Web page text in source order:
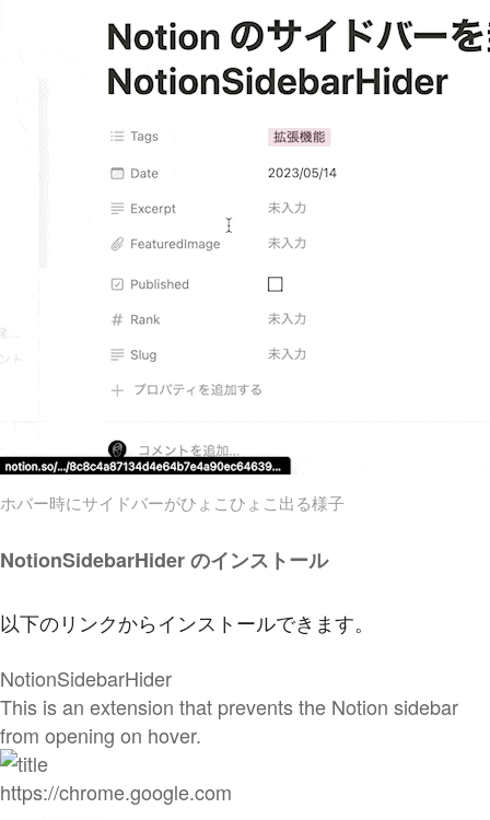
ホバー時にサイドバーがひょこひょこ出る様子
NotionSidebarHider のインストール
以下のリンクからインストールできます。
NotionSidebarHider
This is an extension that prevents the Notion sidebar
from opening on hover.
https://chrome.google.com